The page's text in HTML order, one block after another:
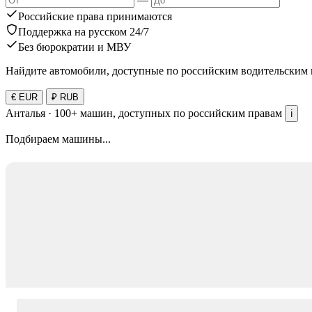
Российские права принимаются
Поддержка на русском 24/7
Без бюрократии и МВУ
Найдите автомобили, доступные по российским водительским
€ EUR ₽ RUB
Анталья · 100+ машин, доступных по российским правам ℹ️
Подбираем машины...